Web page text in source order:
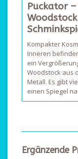
Puckator
Kompakter
Inneren
ein
Woodstock aus
Metall. Es gibt
einen Spiegel
Ergänzende